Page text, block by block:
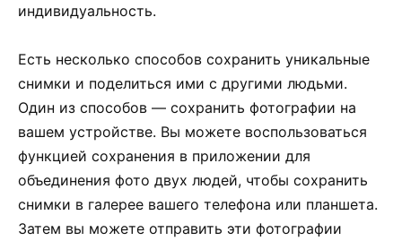
индивидуальность.
Есть несколько способов сохранить уникальные
снимки и поделиться ими с другими людьми.
Один из способов — сохранить фотографии на
вашем устройстве. Вы можете воспользоваться
функцией сохранения в приложении для
объединения фото двух людей, чтобы сохранить
снимки в галерее вашего телефона или планшета.
Затем вы можете отправить эти фотографии